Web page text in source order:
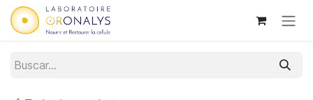
Ir al contenido